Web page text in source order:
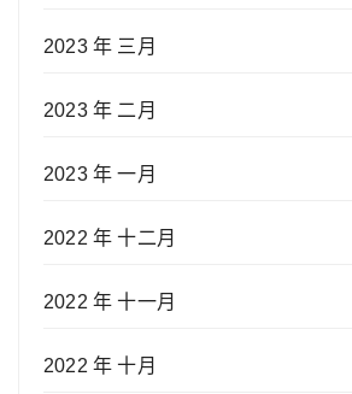
2023 年 三月
2023 年 二月
2023 年 一月
2022 年 十二月
2022 年 十一月
2022 年 十月